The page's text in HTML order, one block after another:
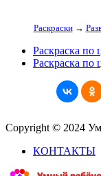
Раскраски→
Раскраска по
Раскраска по
Copyright © 2024
КОНТАКТЫ